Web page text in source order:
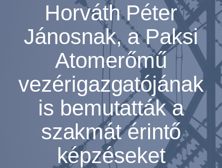
Horváth Péter
Jánosnak, a Paksi
Atomerőmű
vezérigazgatójának
is bemutatták a
szakmát érintő
képzéseket